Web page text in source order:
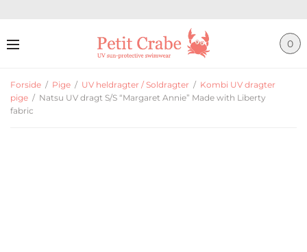
0
Forside / Pige / UV heldragter / Soldragter / Kombi UV dragter
pige / Natsu UV dragt S/S “Margaret Annie” Made with Liberty
fabric